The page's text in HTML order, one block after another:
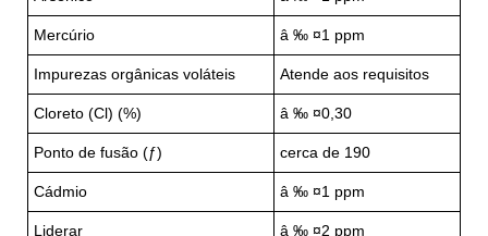
Mercúrio â ‰ ¤1 ppm
Impurezas orgânicas voláteis Atende aos requisitos
Cloreto (Cl) (%) â ‰ ¤0,30
Ponto de fusão (ƒ) cerca de 190
Cádmio â ‰ ¤1 ppm
Liderar â ‰ ¤2 ppm